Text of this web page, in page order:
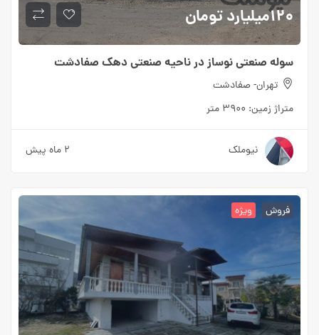
۱۲۰میلیارد تومان
سوله صنعتی نوساز در ناحیه صنعتی دهک صفادشت
تهران- صفادشت
متراژ زمین: ۳۹۰۰ متر
نیوملک ۲ ماه پیش
فروش ویژه